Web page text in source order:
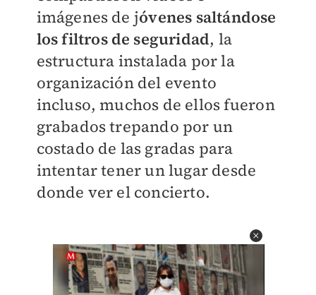
imágenes de jóvenes saltándose
los filtros de seguridad, la
estructura instalada por la
organización del evento
incluso, muchos de ellos fueron
grabados trepando por un
costado de las gradas para
intentar tener un lugar desde
donde ver el concierto.